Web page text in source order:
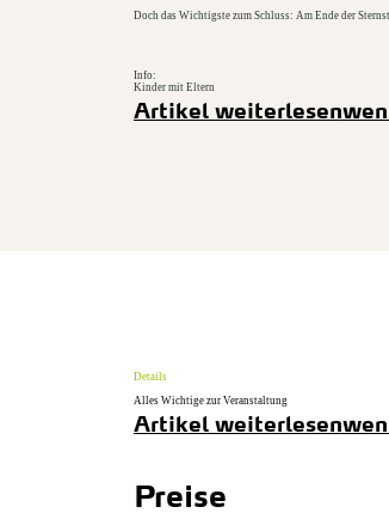
Doch das Wichtigste zum Schluss: Am Ende der
Info:
Kinder mit Eltern
Artikel weiterlesen
Details
Alles Wichtige zur Veranstaltung
Artikel weiterlesen
Preise